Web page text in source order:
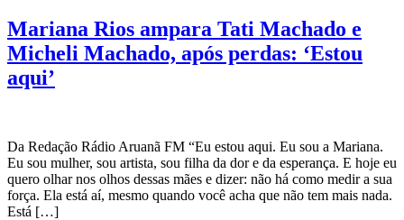
Mariana Rios ampara Tati Machado e
Micheli Machado, após perdas: ‘Estou
aqui’
Da Redação Rádio Aruanã FM “Eu estou aqui. Eu sou a Mariana.
Eu sou mulher, sou artista, sou filha da dor e da esperança. E hoje eu
quero olhar nos olhos dessas mães e dizer: não há como medir a sua
força. Ela está aí, mesmo quando você acha que não tem mais nada.
Está […]